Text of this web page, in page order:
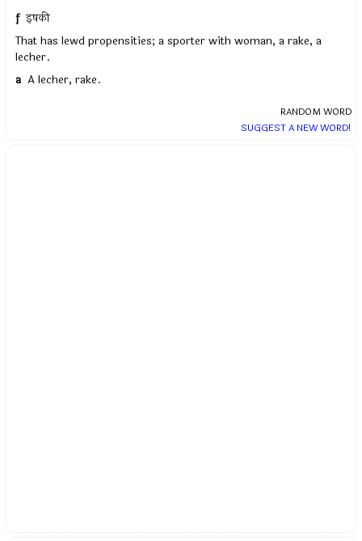
f इषकी
That has lewd propensities; a sporter with woman, a rake, a
lecher.
a A lecher, rake.
RANDOM WORD
SUGGEST A NEW WORD!